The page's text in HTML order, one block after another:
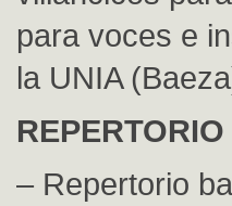
para voces e
la UNIA
REPERTORIO
– Repertorio